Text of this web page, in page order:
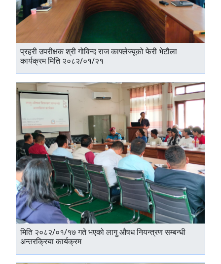
प्रहरी उपरीक्षक श्री गोविन्द राज काफ्लेज्यूको फेरी भेटौला
कार्यक्रम मिति २०८२/०१/२१
मिति २०८२/०१/१७ गते भएको लागु औषध नियन्त्रण सम्बन्धी
अन्तरक्रिया कार्यक्रम